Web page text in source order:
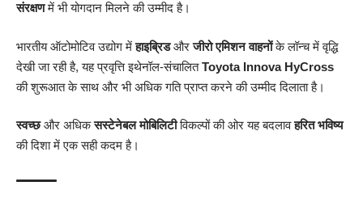
संरक्षणमें भी योगदान मिलने की उम्मीद है।
भारतीय ऑटोमोटिव उद्योग मेंहाइब्रिडऔरजीरो एमिशन वाहनोंके लॉन्च में वृद्धि
देखी जा रही है, यह प्रवृत्ति इथेनॉल-संचालितToyota Innova HyCross
की शुरूआत के साथ और भी अधिक गति प्राप्त करने की उम्मीद दिलाता है।
स्वच्छऔर अधिकसस्टेनेबल मोबिलिटीविकल्पों की ओर यह बदलावहरित भविष्य
की दिशा में एक सही कदम है।